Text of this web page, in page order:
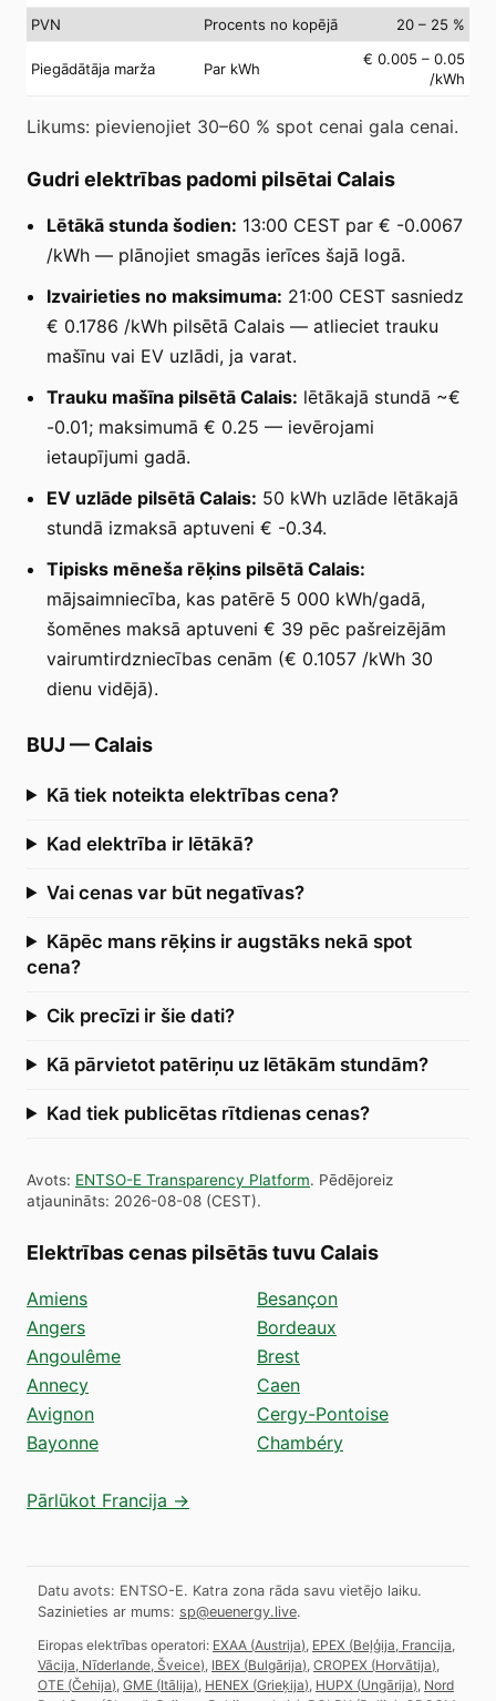
PVN
Procents no kopējā 20 – 25 %
Piegādātāja marža Par kWh
€ 0.005 – 0.05
/kWh
Likums: pievienojiet 30–60 % spot cenai gala cenai.
Gudri elektrības padomi pilsētai Calais
Lētākā stunda šodien: 13:00 CEST par € -0.0067
/kWh — plānojiet smagās ierīces šajā logā.
Izvairieties no maksimuma: 21:00 CEST sasniedz
€ 0.1786 /kWh pilsētā Calais — atlieciet trauku
mašīnu vai EV uzlādi, ja varat.
Trauku mašīna pilsētā Calais: lētākajā stundā ~€
-0.01; maksimumā € 0.25 — ievērojami
ietaupījumi gadā.
EV uzlāde pilsētā Calais: 50 kWh uzlāde lētākajā
stundā izmaksā aptuveni € -0.34.
Tipisks mēneša rēķins pilsētā Calais:
mājsaimniecība, kas patērē 5 000 kWh/gadā,
šomēnes maksā aptuveni € 39 pēc pašreizējām
vairumtirdzniecības cenām (€ 0.1057 /kWh 30
dienu vidējā).
BUJ — Calais
Kā tiek noteikta elektrības cena?
Kad elektrība ir lētākā?
Vai cenas var būt negatīvas?
Kāpēc mans rēķins ir augstāks nekā spot
cena?
Cik precīzi ir šie dati?
Kā pārvietot patēriņu uz lētākām stundām?
Kad tiek publicētas rītdienas cenas?
Avots: ENTSO-E Transparency Platform. Pēdējoreiz
atjaunināts: 2026-08-08 (CEST).
Elektrības cenas pilsētās tuvu Calais
Amiens
Angers
Angoulême
Annecy
Avignon
Bayonne
Besançon
Bordeaux
Brest
Caen
Cergy-Pontoise
Chambéry
Pārlūkot Francija →
Datu avots: ENTSO-E. Katra zona rāda savu vietējo laiku.
Sazinieties ar mums: sp@euenergy.live.
Eiropas elektrības operatori: EXAA (Austrija) EPEX (Beļģija, Francija,
Vācija, Nīderlande, Šveice) IBEX (Bulgārija) CROPEX (Horvātija)
OTE (Čehija) GME (Itālija) HENEX (Grieķija) HUPX (Ungārija) Nord